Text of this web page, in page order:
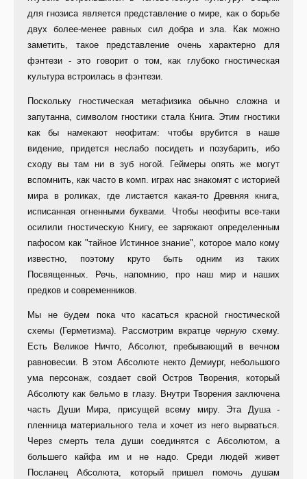
для гнозиса является представление о мире, как о борьбе
двух более-менее равных сил добра и зла. Как можно
заметить, такое представление очень характерно для
фэнтези - это говорит о том, как глубоко гностическая
культура встроилась в фэнтези.
Поскольку гностическая метафизика обычно сложна и
запутанна, символом гностики стала Книга. Этим гностики
как бы намекают неофитам: чтобы врубится в наше
видение, придется неслабо посидеть и позубарить, ибо
сходу вы там ни в зуб ногой. Геймеры опять же могут
вспомнить, как часто в комп. играх нас знакомят с историей
мира в роликах, где листается какая-то Древняя книга,
исписанная огненными буквами. Чтобы неофиты все-таки
осилили гностическую Книгу, ее заряжают определенным
пафосом как "тайное Истинное знание", которое мало кому
известно, поэтому круто быть одним из таких
Посвященных. Речь, напомнию, про наш мир и наших
предков и современников.
Мы не будем пока что касаться красной гностической
схемы (Герметизма). Рассмотрим вкратце черную схему.
Есть Великое Ничто, Абсолют, пребывающий в вечном
равновесии. В этом Абсолюте некто Демиург, небольшого
ума персонаж, создает свой Остров Творения, который
Абсолюту как бельмо в глазу. Внутри Творения заключена
часть Души Мира, присущей всему миру. Эта Душа -
пленница материального тела и хочет из него вырваться.
Через смерть тела души соединятся с Абсолютом, а
большего кайфа им и не надо. Среди людей живет
Посланец Абсолюта, который пришел помочь душам